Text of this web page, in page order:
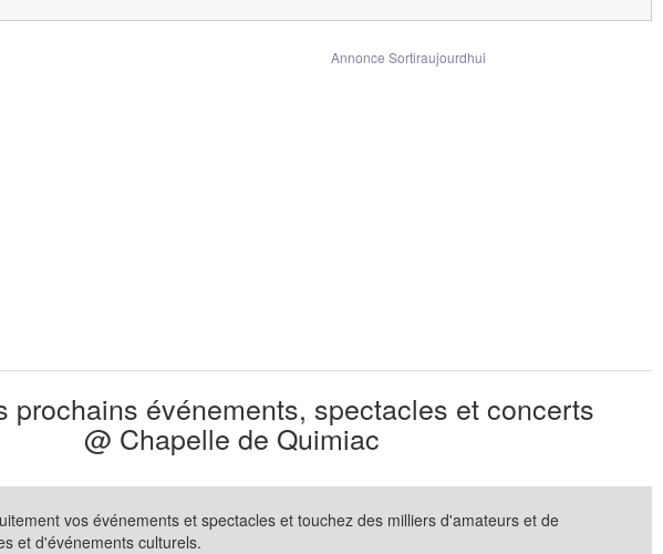
Annonce Sortiraujourdhui
prochains événements, spectacles et concerts
@ Chapelle de Quimiac
vos événements et spectacles et touchez des milliers d'amateurs et de
et d'événements culturels.